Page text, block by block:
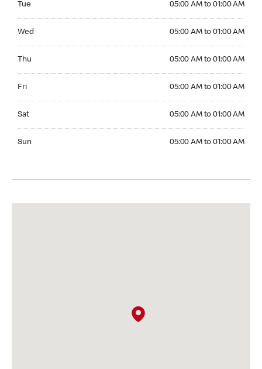
Tue 05:00 AM to 01:00 AM
Wed 05:00 AM to 01:00 AM
Thu 05:00 AM to 01:00 AM
Fri 05:00 AM to 01:00 AM
Sat 05:00 AM to 01:00 AM
Sun 05:00 AM to 01:00 AM